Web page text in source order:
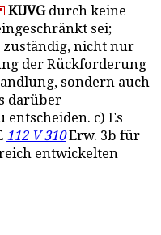
KUVGdurch keine
sei;
zuständig, nicht nur
der Rückforderung
sondern auch
darüber
entscheiden. c) Es
112 V 310Erw. 3b für
entwickelten